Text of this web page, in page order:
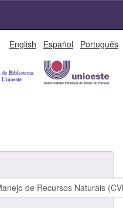
English Español Português